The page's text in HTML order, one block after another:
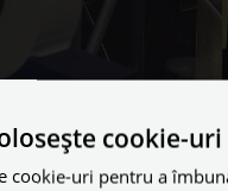
cookie-uri
cookie-uri pentru a